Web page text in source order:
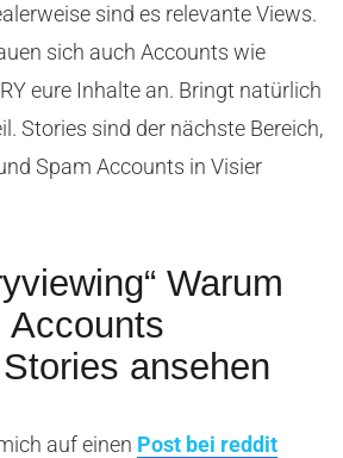
sind es relevante Views.
sich auch Accounts wie
eure Inhalte an. Bringt natürlich
Stories sind der nächste Bereich,
Spam Accounts in Visier
Warum
Accounts
ansehen
auf einen Post bei reddit